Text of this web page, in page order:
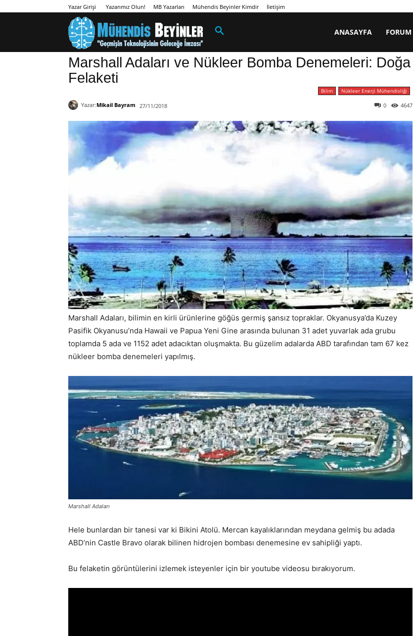
Yazar Girişi Yazarımız Olun! MB Yazarları Mühendis Beyinler Kimdir İletişim
ANASAYFA FORUM
Marshall Adaları ve Nükleer Bomba Denemeleri: Doğa
Felaketi
Bilim Nükleer Enerji Mühendisliği
Yazar: Mikail Bayram 27/11/2018 4647
0
Marshall Adaları, bilimin en kirli ürünlerine göğüs germiş şansız topraklar. Okyanusya’da Kuzey
Pasifik Okyanusu’nda Hawaii ve Papua Yeni Gine arasında bulunan 31 adet yuvarlak ada grubu
toplamda 5 ada ve 1152 adet adacıktan oluşmakta. Bu güzelim adalarda ABD tarafından tam 67 kez
nükleer bomba denemeleri yapılmış.
Marshall Adaları
Hele bunlardan bir tanesi var ki Bikini Atolü. Mercan kayalıklarından meydana gelmiş bu adada
ABD’nin Castle Bravo olarak bilinen hidrojen bombası denemesine ev sahipliği yaptı.
Bu felaketin görüntülerini izlemek isteyenler için bir youtube videosu bırakıyorum.